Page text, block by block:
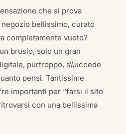
che si prova
bellissimo, curato
completamente vuoto?
brusio, solo un gran
purtroppo, s\\uccede
pensi. Tantissime
importanti per “farsi il sito
con una bellissima